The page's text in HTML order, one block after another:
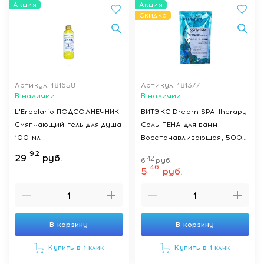
Акция
Артикул: 181658
В наличии
L'Erbolario ПОДСОЛНЕЧНИК
Смягчающий гель для душа
100 мл
29 92 руб.
В корзину
Купить в 1 клик
Акция
Скидка
Артикул: 181377
В наличии
ВИТЭКС Dream SPA therapy
Соль-ПЕНА для ванн
Восстанавливающая, 500
642 руб.
5 46 руб.
В корзину
Купить в 1 клик